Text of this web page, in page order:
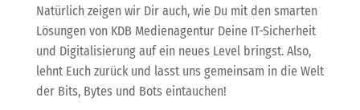
Natürlich zeigen wir Dir auch, wie Du mit den smarten
Lösungen von KDB Medienagentur Deine IT-Sicherheit
und Digitalisierung auf ein neues Level bringst. Also,
lehnt Euch zurück und lasst uns gemeinsam in die Welt
der Bits, Bytes und Bots eintauchen!